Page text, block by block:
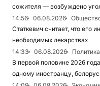
сожителя — возбуждено
14:56
06.08.2026
Статкевич считает, что его
необходимых лекарствах
14:33
06.08.2026
Политика
В первой половине 2026
одному иностранцу,